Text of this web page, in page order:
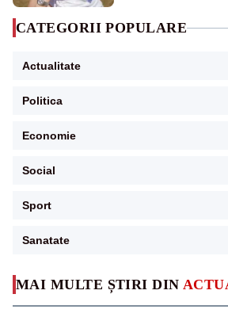
MAI MULTE ȘTIRI DIN
CATEGORII POPULARE
Actualitate
Politica
Economie
Social
Sport
Sanatate